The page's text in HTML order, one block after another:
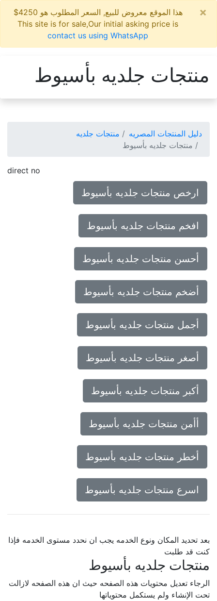
هذا الموقع معروض للبيع, السعر المطلوب هو 4250$
This site is for sale,Our initial asking price is
contact us using WhatsApp
منتجات جلديه بأسيوط
دليل المنتجات المصريه
منتجات جلديه
منتجات جلديه بأسيوط
direct no
ارخص منتجات جلديه بأسيوط
افخم منتجات جلديه بأسيوط
أحسن منتجات جلديه بأسيوط
أضخم منتجات جلديه بأسيوط
أجمل منتجات جلديه بأسيوط
أصغر منتجات جلديه بأسيوط
أكبر منتجات جلديه بأسيوط
أأمن منتجات جلديه بأسيوط
أخطر منتجات جلديه بأسيوط
اسرع منتجات جلديه بأسيوط
بعد تحديد المكان ونوع الخدمه يجب ان نحدد مستوى الخدمه فإذا
كنت قد طلبت
منتجات جلديه بأسيوط
الرجاء تعديل محتويات هذه الصفحه حيث ان هذه الصفحه لازالت
تحت الإنشاء ولم يستكمل محتوياتها